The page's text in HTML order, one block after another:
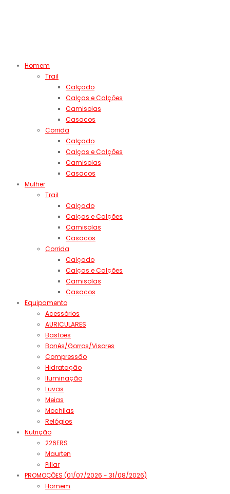
Homem
Trail
Calçado
Calças e Calções
Camisolas
Casacos
Corrida
Calçado
Calças e Calções
Camisolas
Casacos
Mulher
Trail
Calçado
Calças e Calções
Camisolas
Casacos
Corrida
Calçado
Calças e Calções
Camisolas
Casacos
Equipamento
Acessórios
AURICULARES
Bastões
Bonés/Gorros/Visores
Compressão
Hidratação
Iluminação
Luvas
Meias
Mochilas
Relógios
Nutrição
226ERS
Maurten
Pillar
PROMOÇÕES (01/07/2026 - 31/08/2026)
Homem